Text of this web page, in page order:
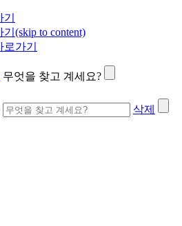
(skip to content)
가기
무엇을 찾고 계세요?
삭제